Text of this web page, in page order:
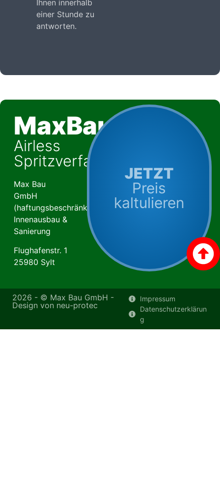
Ihnen innerhalb
einer Stunde zu
antworten.
MaxBauSylt
Airless
Spritzverfahren
Max Bau
GmbH
(haftungsbeschränkt)
Innenausbau &
Sanierung
Flughafenstr. 1
25980 Sylt
JETZT
Preis
kaltulieren
2026 - © Max Bau GmbH -
Design von neu-protec
Impressum
Datenschutzerklärun
g